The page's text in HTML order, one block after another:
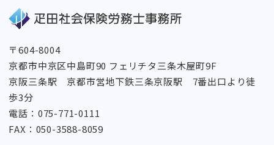
〒604-8004
京都市中京区中島町90 フェリチタ三条木屋町9F
京阪三条駅 京都市営地下鉄三条京阪駅 7番出口より徒
歩3分
電話：075-771-0111
FAX：050-3588-8059